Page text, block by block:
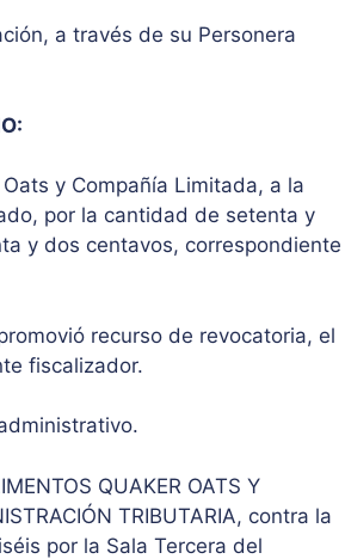
a través de su Personera
y Compañía Limitada, a la
por la cantidad de setenta y
y dos centavos, correspondiente
recurso de revocatoria, el
fiscalizador.
QUAKER OATS Y
TRIBUTARIA, contra la
por la Sala Tercera del